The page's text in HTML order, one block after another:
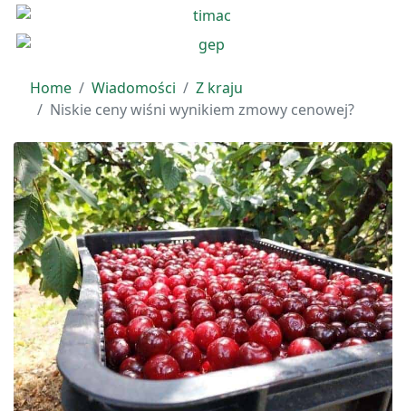
Home Wiadomości
Z kraju
Niskie ceny wiśni wynikiem zmowy cenowej?